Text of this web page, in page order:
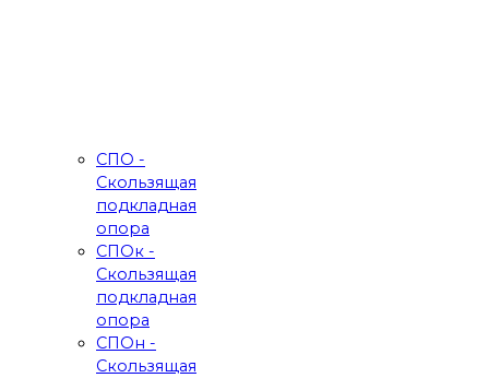
СПО -
Скользящая
подкладная
опора
СПОк -
Скользящая
подкладная
опора
СПОн -
Скользящая